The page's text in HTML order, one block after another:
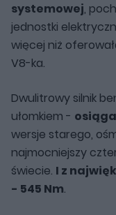
systemowej,
jednostki
więcej niż
V8-ka.
Dwulitrowy silnik
ułomkiem -
wersje starego,
najmocniejszy
świecie. I z
- 545 Nm.